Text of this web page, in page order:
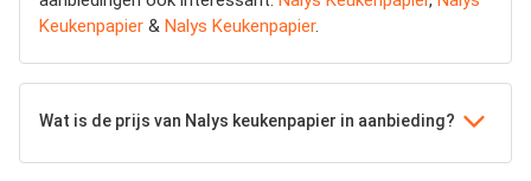
Keukenpapier & Nalys Keukenpapier.
Wat is de prijs van Nalys keukenpapier in aanbieding?